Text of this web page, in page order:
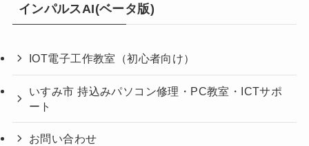
インパルスAI(ベータ版)
IOT電子工作教室（初心者向け）
いすみ市 持込みパソコン修理・PC教室・ICTサポ
ート
お問い合わせ